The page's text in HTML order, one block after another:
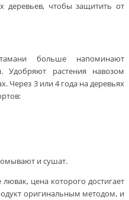
деревьев, чтобы защитить от
больше напоминают
Удобряют растения навозом
Через 3 или 4 года на деревьях
и сушат.
цена которого достигает
оригинальным методом, и